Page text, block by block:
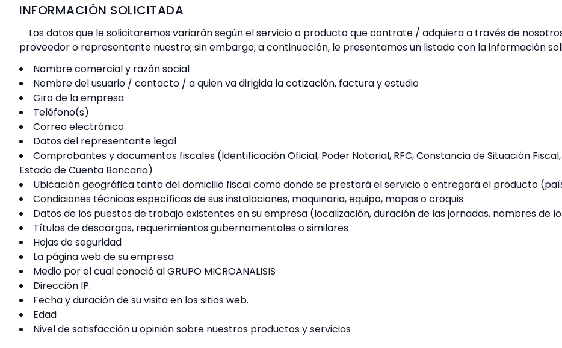
INFORMACIÓN SOLICITADA
Los datos que le solicitaremos variarán según el servicio o producto que contrate / adquiera a través de
proveedor o representante nuestro; sin embargo, a continuación, le presentamos un listado con la información
Nombre comercial y razón social
Nombre del usuario / contacto / a quien va dirigida la cotización, factura y estudio
Giro de la empresa
Teléfono(s)
Correo electrónico
Datos del representante legal
Comprobantes y documentos fiscales (Identificación Oficial, Poder Notarial, RFC, Constancia de Situación
Estado de Cuenta Bancario)
Ubicación geográfica tanto del domicilio fiscal como donde se prestará el servicio o entregará el producto
Condiciones técnicas específicas de sus instalaciones, maquinaria, equipo, mapas o croquis
Datos de los puestos de trabajo existentes en su empresa (localización, duración de las jornadas, nombres de
Títulos de descargas, requerimientos gubernamentales o similares
Hojas de seguridad
La página web de su empresa
Medio por el cual conoció al GRUPO MICROANALISIS
Dirección IP.
Fecha y duración de su visita en los sitios web.
Edad
Nivel de satisfacción u opinión sobre nuestros productos y servicios